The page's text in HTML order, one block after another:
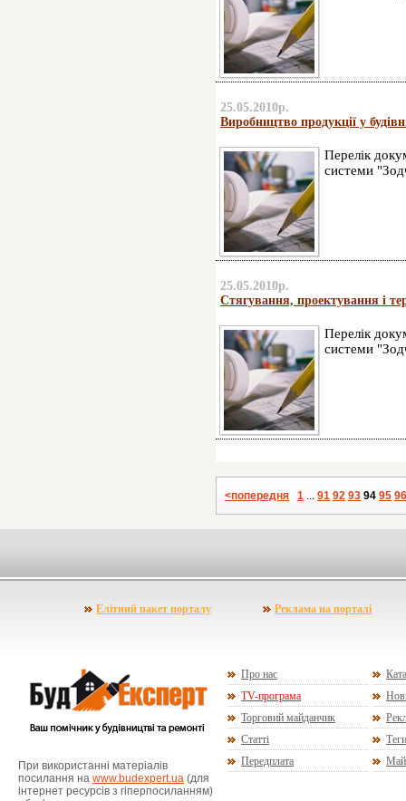
25.05.2010р.
Виробництво продукції у
Перелік
системи
25.05.2010р.
Стягування, проектування і
Перелік
системи
<попередня 1 ... 91 92 93 94 95 96
Елітний пакет порталу Реклама на порталі
При використанні матеріалів
посилання на www.budexpert.ua (для
інтернет ресурсів з гіперпосиланням)
Про нас
TV-програма
Торговий майданчик
Статті
Теги
Передплата